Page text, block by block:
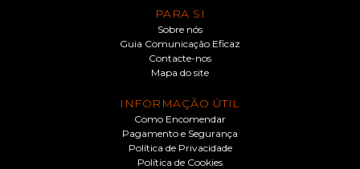
PARA SI
Sobre nós
Guia Comunicação Eficaz
Contacte-nos
Mapa do site
INFORMAÇÃO ÚTIL
Como Encomendar
Pagamento e Segurança
Política de Privacidade
Política de Cookies